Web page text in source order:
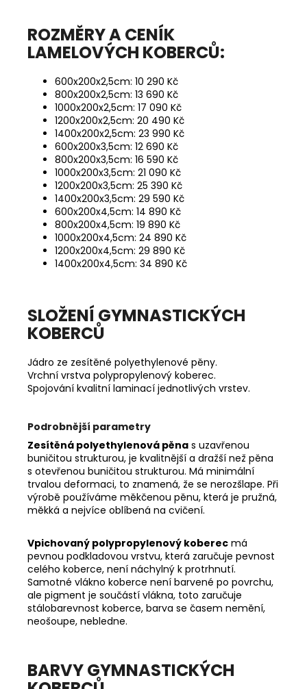
ROZMĚRY A CENÍK
LAMELOVÝCH KOBERCŮ:
600x200x2,5cm: 10 290 Kč
800x200x2,5cm: 13 690 Kč
1000x200x2,5cm: 17 090 Kč
1200x200x2,5cm: 20 490 Kč
1400x200x2,5cm: 23 990 Kč
600x200x3,5cm: 12 690 Kč
800x200x3,5cm: 16 590 Kč
1000x200x3,5cm: 21 090 Kč
1200x200x3,5cm: 25 390 Kč
1400x200x3,5cm: 29 590 Kč
600x200x4,5cm: 14 890 Kč
800x200x4,5cm: 19 890 Kč
1000x200x4,5cm: 24 890 Kč
1200x200x4,5cm: 29 890 Kč
1400x200x4,5cm: 34 890 Kč
SLOŽENÍ GYMNASTICKÝCH
KOBERCŮ
Jádro ze zesítěné polyethylenové pěny.
Vrchní vrstva polypropylenový koberec.
Spojování kvalitní laminací jednotlivých vrstev.
Podrobnější parametry
Zesítěná polyethylenová pěna s uzavřenou
buničitou strukturou, je kvalitnější a dražší než pěna
s otevřenou buničitou strukturou. Má minimální
trvalou deformaci, to znamená, že se nerozšlape. Při
výrobě používáme měkčenou pěnu, která je pružná,
měkká a nejvíce oblíbená na cvičení.
Vpichovaný polypropylenový koberec má
pevnou podkladovou vrstvu, která zaručuje pevnost
celého koberce, není náchylný k protrhnutí.
Samotné vlákno koberce není barvené po povrchu,
ale pigment je součástí vlákna, toto zaručuje
stálobarevnost koberce, barva se časem nemění,
neošoupe, nebledne.
BARVY GYMNASTICKÝCH